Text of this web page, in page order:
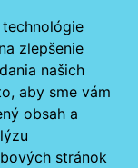
zlepšenie
našich
aby sme vám
obsah a
stránok
hod.